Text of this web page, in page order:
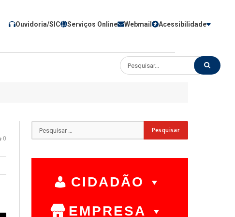
Ouvidoria/SIC Serviços Online Webmail Acessibilidade
0
CIDADÃO
EMPRESA